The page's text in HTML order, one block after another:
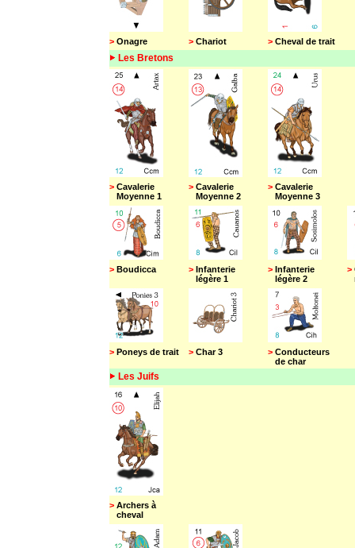
> Onagre > Chariot > Cheval de trait
Les Bretons
> Cavalerie
Moyenne 1
> Cavalerie
Moyenne 2
> Cavalerie
Moyenne 3
> Boudicca > Infanterie
légère 1
> Infanterie
légère 2
>
> Poneys de trait > Char 3 > Conducteurs
de char
Les Juifs
> Archers à
cheval